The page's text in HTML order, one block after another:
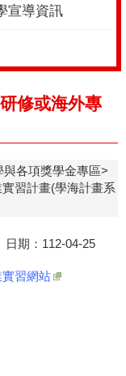
宣導資訊
修或海外專
與各項獎學金專區
習計畫(學海計畫系
日期：112-04-25
習網站